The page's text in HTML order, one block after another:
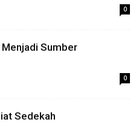
0
Menjadi Sumber
0
Sedekah